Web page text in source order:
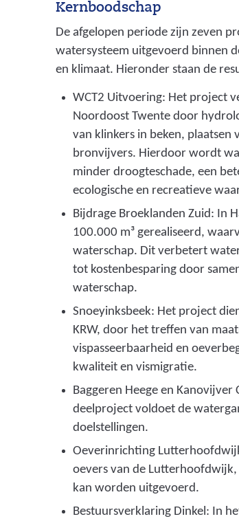
Kernboodschap
De afgelopen periode zijn zeven
watersysteem uitgevoerd binnen
en klimaat. Hieronder staan de
WCT2 Uitvoering: Het project
Noordoost Twente door
van klinkers in beken,
bronvijvers. Hierdoor wordt
minder droogteschade, een
ecologische en recreatieve
Bijdrage Broeklanden Zuid: In
100.000 m³ gerealiseerd,
waterschap. Dit verbetert
tot kostenbesparing door
waterschap.
Snoeyinksbeek: Het project
KRW, door het treffen van
vispasseerbaarheid en
kwaliteit en vismigratie.
Baggeren Heege en
deelproject voldoet de
doelstellingen.
Oeverinrichting
oevers van de
kan worden uitgevoerd.
Bestuursverklaring Dinkel: In